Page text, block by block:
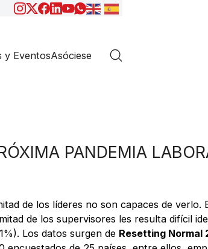
y EventosAsóciese
PANDEMIA
de los líderes no son capaces de verlo.
de los supervisores les resulta difícil
Los datos surgen de Resetting Normal